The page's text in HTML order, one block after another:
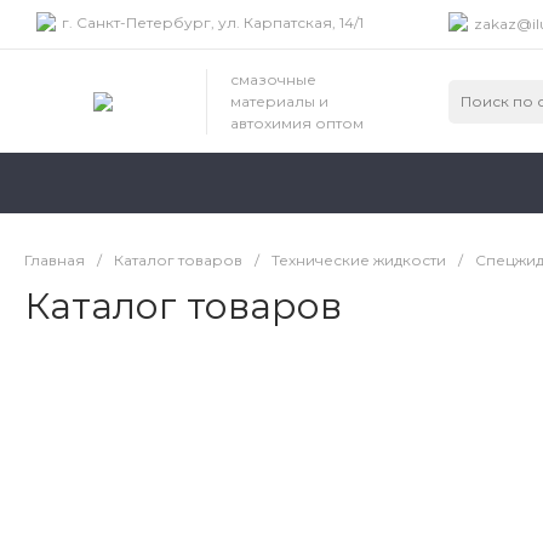
г. Санкт-Петербург, ул. Карпатская, 14/1
смазочные
материалы и
автохимия оптом
Главная / Каталог товаров / Технические жидкости /
Каталог товаров